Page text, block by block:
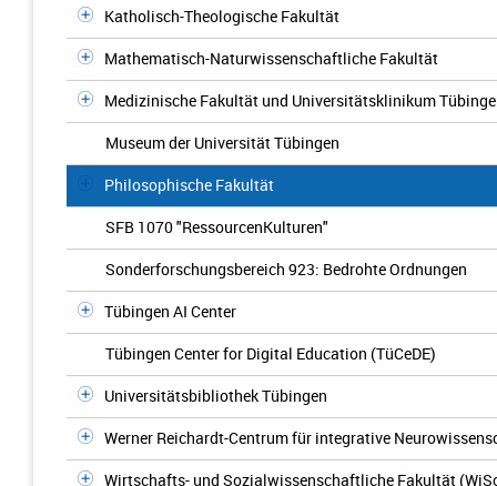
Katholisch-Theologische Fakultät
Mathematisch-Naturwissenschaftliche Fakultät
Medizinische Fakultät und Universitätsklinikum
Museum der Universität Tübingen
Philosophische Fakultät
SFB 1070 "RessourcenKulturen"
Sonderforschungsbereich 923: Bedrohte Ordnungen
Tübingen AI Center
Tübingen Center for Digital Education (TüCeDE)
Universitätsbibliothek Tübingen
Werner Reichardt-Centrum für integrative
Wirtschafts- und Sozialwissenschaftliche Fakultät